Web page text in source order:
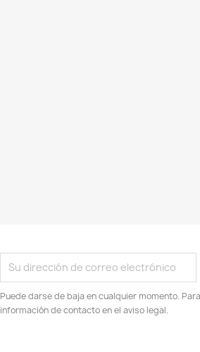
Puede darse de baja en cualquier momento.
información de contacto en el aviso legal.